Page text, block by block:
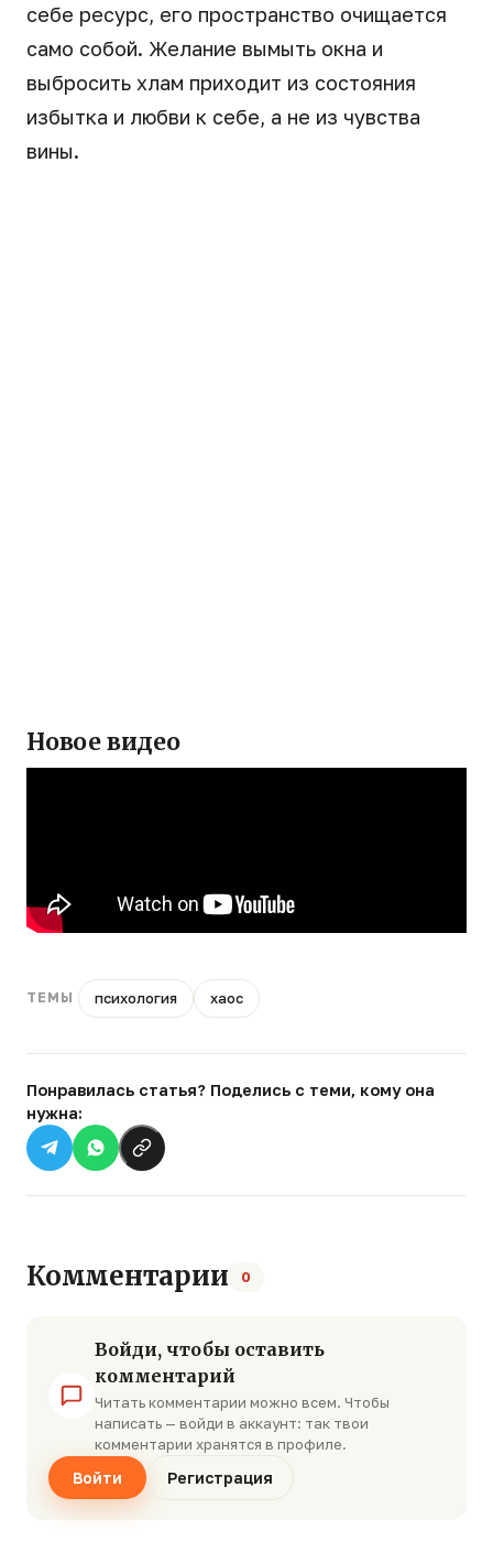
себе ресурс, его пространство очищается
само собой. Желание вымыть окна и
выбросить хлам приходит из состояния
избытка и любви к себе, а не из чувства
вины.
Новое видео
ТЕМЫ психология хаос
Понравилась статья? Поделись с теми, кому она
нужна:
Комментарии 0
Войди, чтобы оставить
комментарий
Читать комментарии можно всем. Чтобы
написать — войди в аккаунт: так твои
комментарии хранятся в профиле.
Войти Регистрация